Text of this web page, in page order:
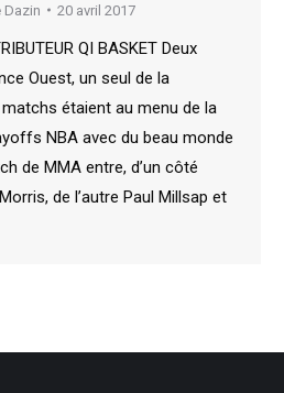
Dazin 20 avril 2017
QI BASKET Deux
Ouest, un seul de la
étaient au menu de la
NBA avec du beau monde
de MMA entre, d’un côté
de l’autre Paul Millsap et